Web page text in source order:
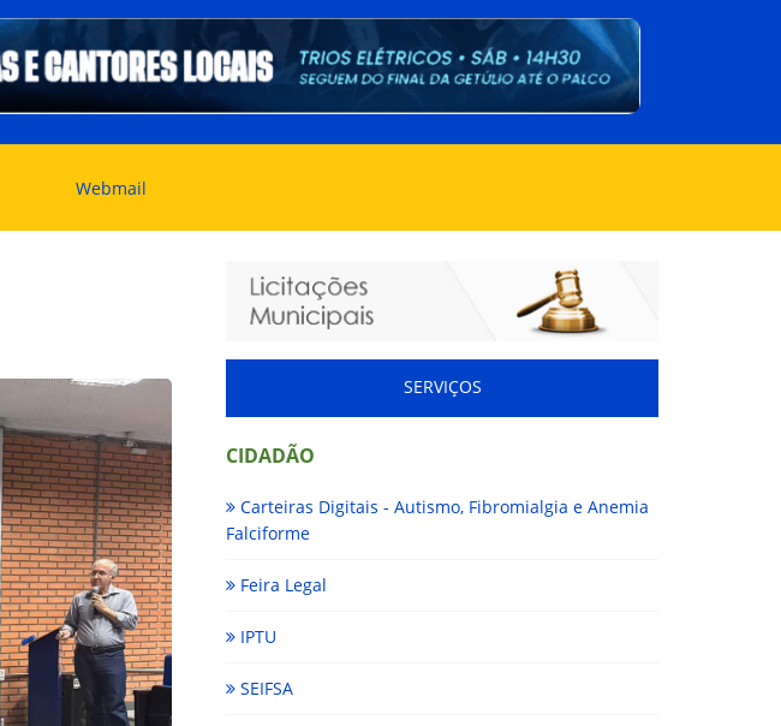
Webmail
SERVIÇOS
CIDADÃO
Carteiras Digitais - Autismo, Fibromialgia e Anemia
Falciforme
Feira Legal
IPTU
SEIFSA